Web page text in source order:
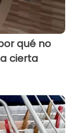
qué no
cierta